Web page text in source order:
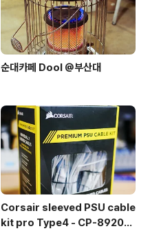
순대카페 Dool @부산대
Corsair sleeved PSU cable
kit pro Type4 - CP-892015